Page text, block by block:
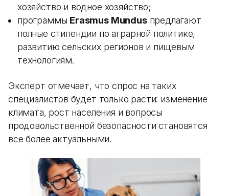
хозяйство и водное хозяйство;
программы Erasmus Mundusпредлагают
полные стипендии по аграрной политике,
развитию сельских регионов и пищевым
технологиям.
Эксперт отмечает, что спрос на таких
специалистов будет только расти: изменение
климата, рост населения и вопросы
продовольственной безопасности становятся
все более актуальными.